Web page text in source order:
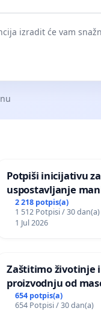
izradit će vam
Potpiši inicijativu za
uspostavljanje
godišnje nagrade ili
javnog događaja
Sarajevu
2 218 potpis(a)
1 512 Potpisi / 30 dan(a)
1 Jul 2026
Zaštitimo životinje
proizvodnju od
uništavanja zbog
654 potpis(a)
654 Potpisi / 30 dan(a)